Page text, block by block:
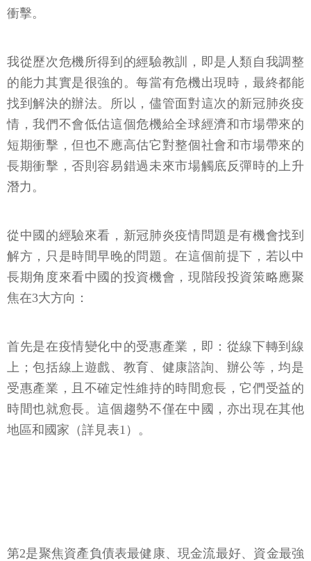
衝擊。
我從歷次危機所得到的經驗教訓，即是人類自我調整
的能力其實是很強的。每當有危機出現時，最終都能
找到解決的辦法。所以，儘管面對這次的新冠肺炎疫
情，我們不會低估這個危機給全球經濟和市場帶來的
短期衝擊，但也不應高估它對整個社會和市場帶來的
長期衝擊，否則容易錯過未來市場觸底反彈時的上升
潛力。
從中國的經驗來看，新冠肺炎疫情問題是有機會找到
解方，只是時間早晚的問題。在這個前提下，若以中
長期角度來看中國的投資機會，現階段投資策略應聚
焦在3大方向：
首先是在疫情變化中的受惠產業，即：從線下轉到線
上；包括線上遊戲、教育、健康諮詢、辦公等，均是
受惠產業，且不確定性維持的時間愈長，它們受益的
時間也就愈長。這個趨勢不僅在中國，亦出現在其他
地區和國家（詳見表1）。
第2是聚焦資產負債表最健康、現金流最好、資金最強